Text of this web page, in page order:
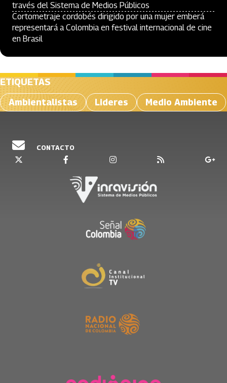
través del Sistema de Medios Públicos
Cortometraje cordobés dirigido por una mujer emberá
representará a Colombia en festival internacional de cine
en Brasil
ETIQUETAS
Ambientalistas
Lideres Medio Ambiente
CONTACTO